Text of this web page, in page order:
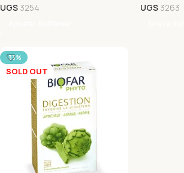
UGS 3254 UGS 3263
-33%
SOLD OUT